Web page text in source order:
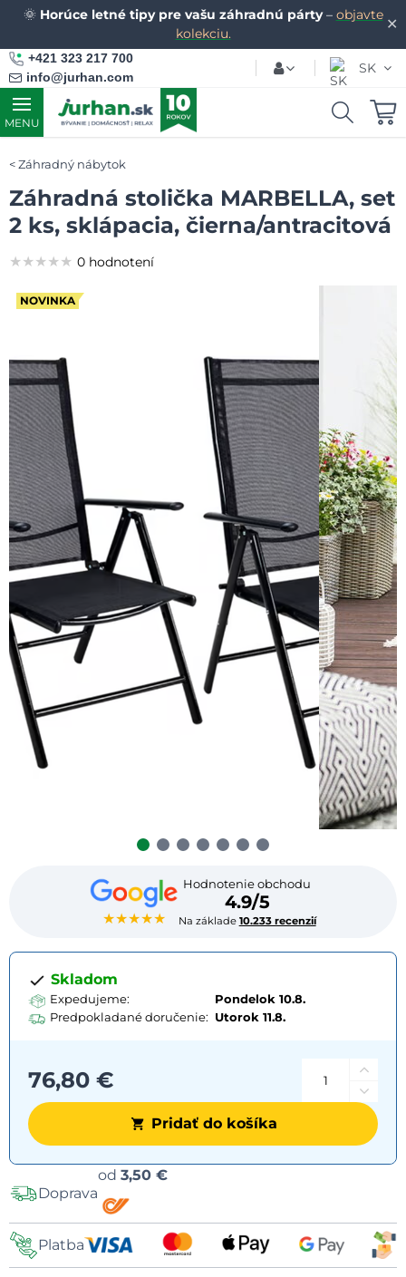
✕
🌞 Horúce letné tipy pre vašu záhradnú párty– objavte
kolekciu.
+421 323 217 700
info@jurhan.com
SK
MENU
Záhradný nábytok
Záhradná stolička MARBELLA, set
2 ks, sklápacia, čierna/antracitová
NOVINKA
★★★★★
Hodnotenie obchodu
4.9/5
Na základe 10.233 recenzií
★★★★★
★★★★★
★★★★★ 0 hodnotení
Skladom
Expedujeme:
Pondelok 10.8.
Predpokladané doručenie: Utorok 11.8.
76,80 €
Pridať do košíka
Doprava
od 3,50 €
Platba